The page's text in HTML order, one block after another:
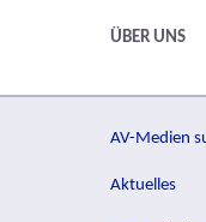
ÜBER UNS
AV-Medien
Aktuelles